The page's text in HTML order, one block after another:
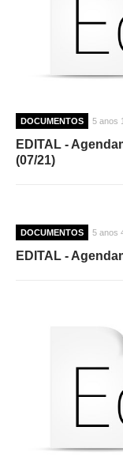
DOCUMENTOS 5 anos
EDITAL -
(07/21)
DOCUMENTOS 5 anos
EDITAL -